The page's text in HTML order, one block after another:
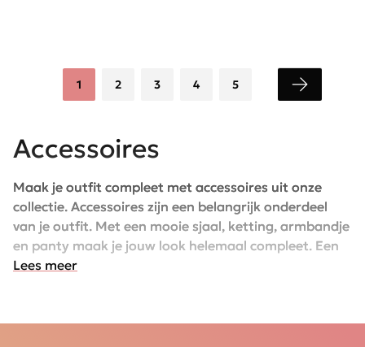
1 2 3 4 5
Accessoires
Maak je outfit compleet met accessoires uit onze
collectie. Accessoires zijn een belangrijk onderdeel
van je outfit. Met een mooie sjaal, ketting, armbandje
en panty maak je jouw look helemaal compleet. Een
goede tas is voor iedere vrouw onmisbaar en heel
Lees meer